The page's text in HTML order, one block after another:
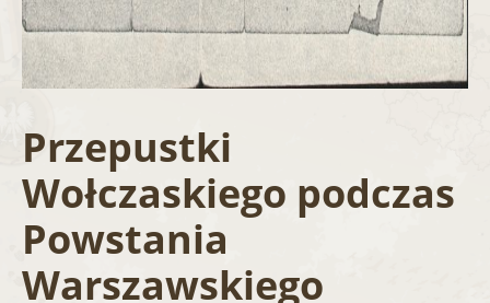
Przepustki
Wołczaskiego podczas
Powstania
Warszawskiego